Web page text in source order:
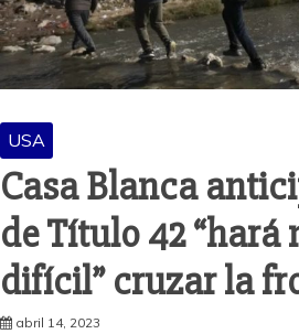
USA
Casa Blanca
de Título 42 “hará
difícil” cruzar la
abril 14, 2023